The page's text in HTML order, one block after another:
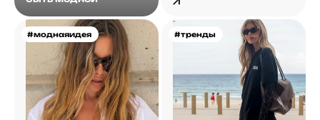
#моднаяидея #тренды